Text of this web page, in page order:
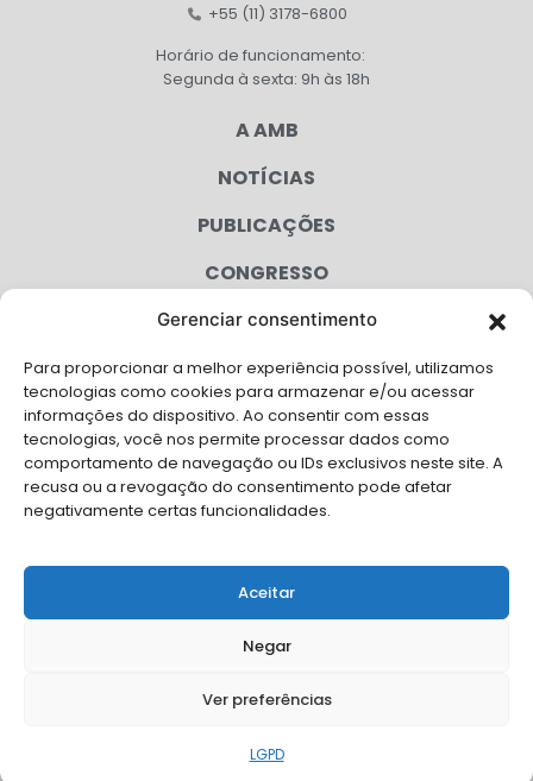
Gerenciar consentimento
Para proporcionar a melhor experiência possível, utilizamos
tecnologias como cookies para armazenar e/ou acessar
informações do dispositivo. Ao consentir com essas
tecnologias, você nos permite processar dados como
comportamento de navegação ou IDs exclusivos neste site. A
recusa ou a revogação do consentimento pode afetar
negativamente certas funcionalidades.
Aceitar
Negar
Ver preferências
LGPD
+55 (11) 3178-6800
Horário de funcionamento:
Segunda à sexta: 9h às 18h
A AMB
NOTÍCIAS
PUBLICAÇÕES
CONGRESSO
AGENDA
CAMPANHAS
SERVIÇOS
FILIADAS
LGPD
FALE CONOSCO
Solicite Apoio Institucional da AMB para o seu evento